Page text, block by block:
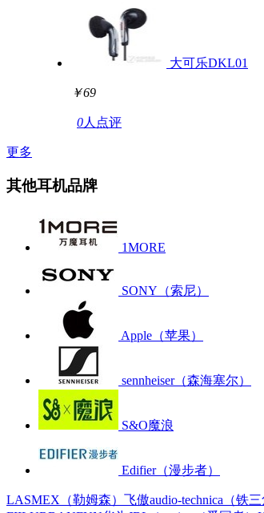
大可乐DKL01
￥69
0人点评
更多
其他耳机品牌
1MORE
SONY（索尼）
Apple（苹果）
sennheiser（森海塞尔）
S&O魔浪
Edifier（漫步者）
LASMEX（勒姆森） 飞傲audio-technica（铁三